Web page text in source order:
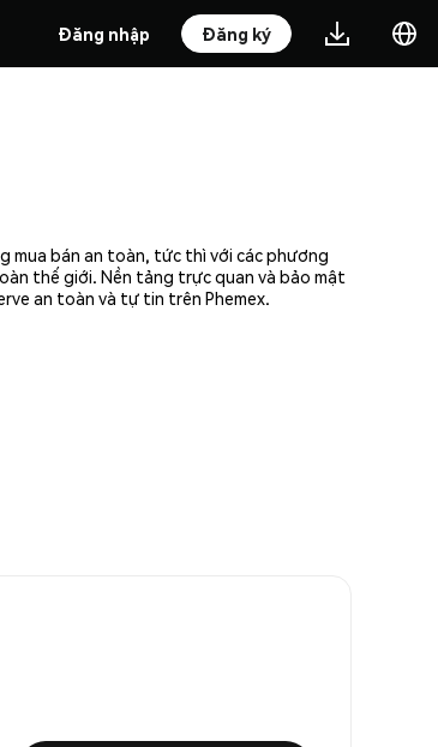
Đăng nhập Đăng ký
mua bán an toàn, tức thì với các phương
thế giới. Nền tảng trực quan và bảo mật
an toàn và tự tin trên Phemex.